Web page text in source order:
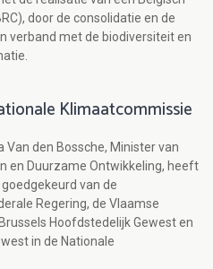
door de consolidatie en de
verband met de biodiversiteit en
Klimaatcommissie
Van den Bossche, Minister van
en Duurzame Ontwikkeling, heeft
van de
Regering, de Vlaamse
Hoofdstedelijk Gewest en
in de Nationale